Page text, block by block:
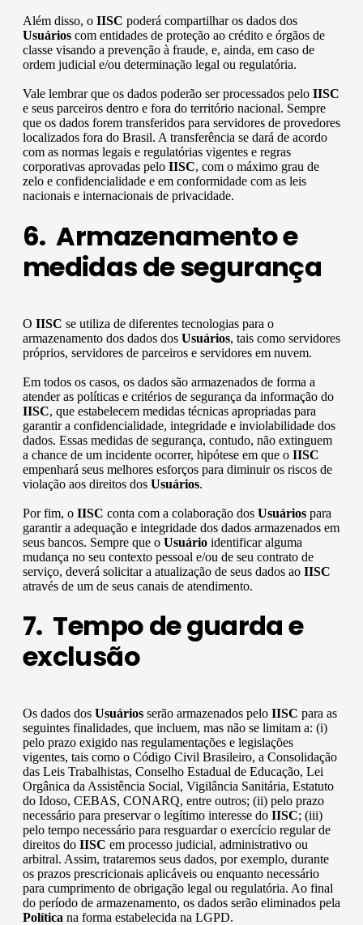
Além disso, o IISC poderá compartilhar os dados dos
Usuários com entidades de proteção ao crédito e órgãos de
classe visando a prevenção à fraude, e, ainda, em caso de
ordem judicial e/ou determinação legal ou regulatória.
Vale lembrar que os dados poderão ser processados pelo IISC
e seus parceiros dentro e fora do território nacional. Sempre
que os dados forem transferidos para servidores de provedores
localizados fora do Brasil. A transferência se dará de acordo
com as normas legais e regulatórias vigentes e regras
corporativas aprovadas pelo IISC, com o máximo grau de
zelo e confidencialidade e em conformidade com as leis
nacionais e internacionais de privacidade.
6. Armazenamento e
medidas de segurança
O IISC se utiliza de diferentes tecnologias para o
armazenamento dos dados dos Usuários, tais como servidores
próprios, servidores de parceiros e servidores em nuvem.
Em todos os casos, os dados são armazenados de forma a
atender as políticas e critérios de segurança da informação do
IISC, que estabelecem medidas técnicas apropriadas para
garantir a confidencialidade, integridade e inviolabilidade dos
dados. Essas medidas de segurança, contudo, não extinguem
a chance de um incidente ocorrer, hipótese em que o IISC
empenhará seus melhores esforços para diminuir os riscos de
violação aos direitos dos Usuários.
Por fim, o IISC conta com a colaboração dos Usuários para
garantir a adequação e integridade dos dados armazenados em
seus bancos. Sempre que o Usuário identificar alguma
mudança no seu contexto pessoal e/ou de seu contrato de
serviço, deverá solicitar a atualização de seus dados ao IISC
através de um de seus canais de atendimento.
7. Tempo de guarda e
exclusão
Os dados dos Usuários serão armazenados pelo IISC para as
seguintes finalidades, que incluem, mas não se limitam a: (i)
pelo prazo exigido nas regulamentações e legislações
vigentes, tais como o Código Civil Brasileiro, a Consolidação
das Leis Trabalhistas, Conselho Estadual de Educação, Lei
Orgânica da Assistência Social, Vigilância Sanitária, Estatuto
do Idoso, CEBAS, CONARQ, entre outros; (ii) pelo prazo
necessário para preservar o legítimo interesse do IISC; (iii)
pelo tempo necessário para resguardar o exercício regular de
direitos do IISC em processo judicial, administrativo ou
arbitral. Assim, trataremos seus dados, por exemplo, durante
os prazos prescricionais aplicáveis ou enquanto necessário
para cumprimento de obrigação legal ou regulatória. Ao final
do período de armazenamento, os dados serão eliminados pela
Política na forma estabelecida na LGPD.